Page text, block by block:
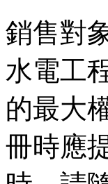
銷售對
水電工
的最大
冊時應